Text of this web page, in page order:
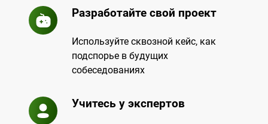
Разработайте свой проект
Используйте сквозной кейс, как
подспорье в будущих
собеседованиях
Учитесь у экспертов